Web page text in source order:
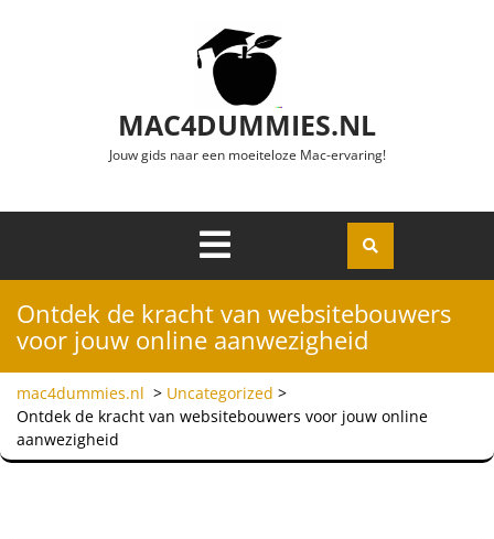
MAC4DUMMIES.NL
Jouw gids naar een moeiteloze Mac-ervaring!
Openen
Ontdek de kracht van websitebouwers
voor jouw online aanwezigheid
mac4dummies.nl > Uncategorized >
Ontdek de kracht van websitebouwers voor jouw online
aanwezigheid